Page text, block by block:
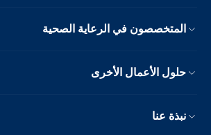
المتخصصون في الرعاية الصحية
حلول الأعمال الأخرى
نبذة عنا